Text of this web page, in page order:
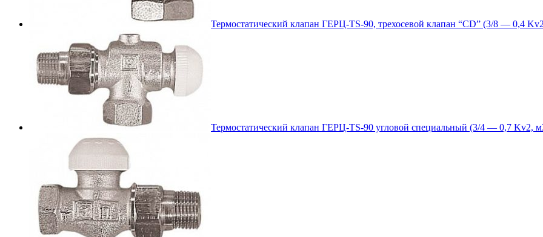
Термостатический клапан ГЕРЦ-TS-90, трехосевой клапан “CD” (3/8 — 0,4
Термостатический клапан ГЕРЦ-TS-90 угловой специальный (3/4 — 0,7 Kv2,